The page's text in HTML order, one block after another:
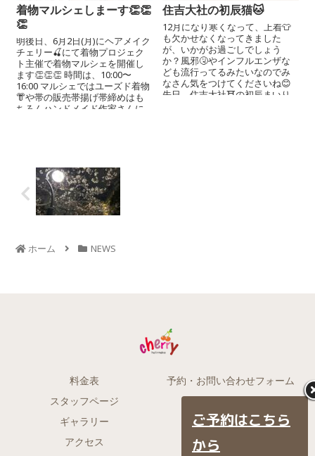
着物マルシェしまーす👏👏
👏
明後日、6月2日(月)にヘアメイク
チェリー🍒にて着物プロジェク
ト主催で着物マルシェを開催し
ます👏👏👏 時間は、10:00〜
16:00 マルシェではユーズド着物
👘や帯の販売帯揚げ帯締めはも
ちろんハンドメイド作家さんに
住吉大社の初辰猫🐱
12月になり寒くなって、上着👕
も欠かせなくなってきました
が、いかがお過ごしでしょう
か？風邪🤧やインフルエンザな
ども流行ってるみたいなのでみ
なさん気をつけてくださいね😊
先日、住吉大社⛩の初辰まいり
ホーム NEWS
料金表
予約・お問い合わせフォーム
スタッフページ
ギャラリー
着物
アクセス
BLOG
ご予約はこちら
から